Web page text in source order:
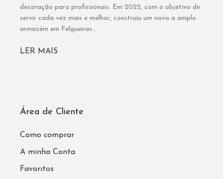
decoração para profissionais. Em 2022, com o objetivo de
servir cada vez mais e melhor, construiu um novo a amplo
armazém em Felgueiras...
LER MAIS
Área de Cliente
Como comprar
A minha Conta
Favoritos